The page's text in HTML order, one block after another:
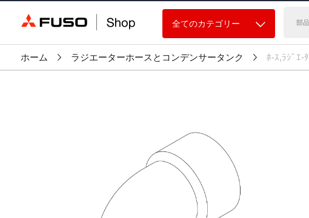
全てのカテゴリー
ホーム ラジエーターホースとコンデンサータンク ﾎ-ｽ,ﾗｼﾞｴ-ﾀ